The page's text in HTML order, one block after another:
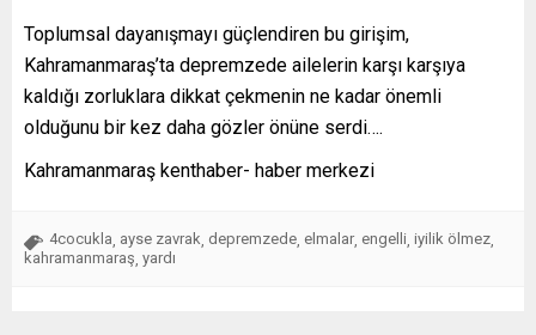
Toplumsal dayanışmayı güçlendiren bu girişim,
Kahramanmaraş’ta depremzede ailelerin karşı karşıya
kaldığı zorluklara dikkat çekmenin ne kadar önemli
olduğunu bir kez daha gözler önüne serdi….
Kahramanmaraş kenthaber- haber merkezi
4cocukla ayse zavrak depremzede elmalar engelli iyilik ölmez
kahramanmaraş yardı